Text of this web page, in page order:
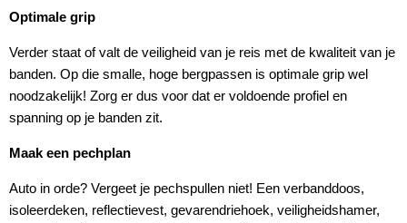
Optimale grip
Verder staat of valt de veiligheid van je reis met de kwaliteit van je
banden. Op die smalle, hoge bergpassen is optimale grip wel
noodzakelijk! Zorg er dus voor dat er voldoende profiel en
spanning op je banden zit.
Maak een pechplan
Auto in orde? Vergeet je pechspullen niet! Een verbanddoos,
isoleerdeken, reflectievest, gevarendriehoek, veiligheidshamer,